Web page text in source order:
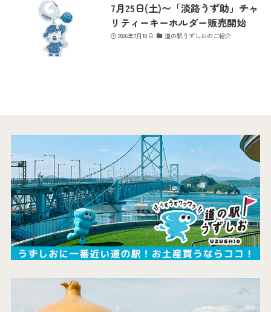
7月25日(土)〜「淡路うず助」チャ
リティーキーホルダー販売開始
2026年7月18日 道の駅うずしおのご紹介